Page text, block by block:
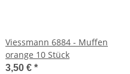
Viessmann 6884 - Muffen
orange 10 Stück
3,50 € *